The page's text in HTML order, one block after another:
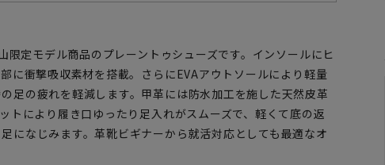
限定モデル商品のプレーントゥシューズです。インソールにヒ
に衝撃吸収素材を搭載。さらにEVAアウトソールにより軽量
足の疲れを軽減します。甲革には防水加工を施した天然皮革
トにより履き口ゆったり足入れがスムーズで、軽くて底の返
になじみます。革靴ビギナーから就活対応としても最適なオ